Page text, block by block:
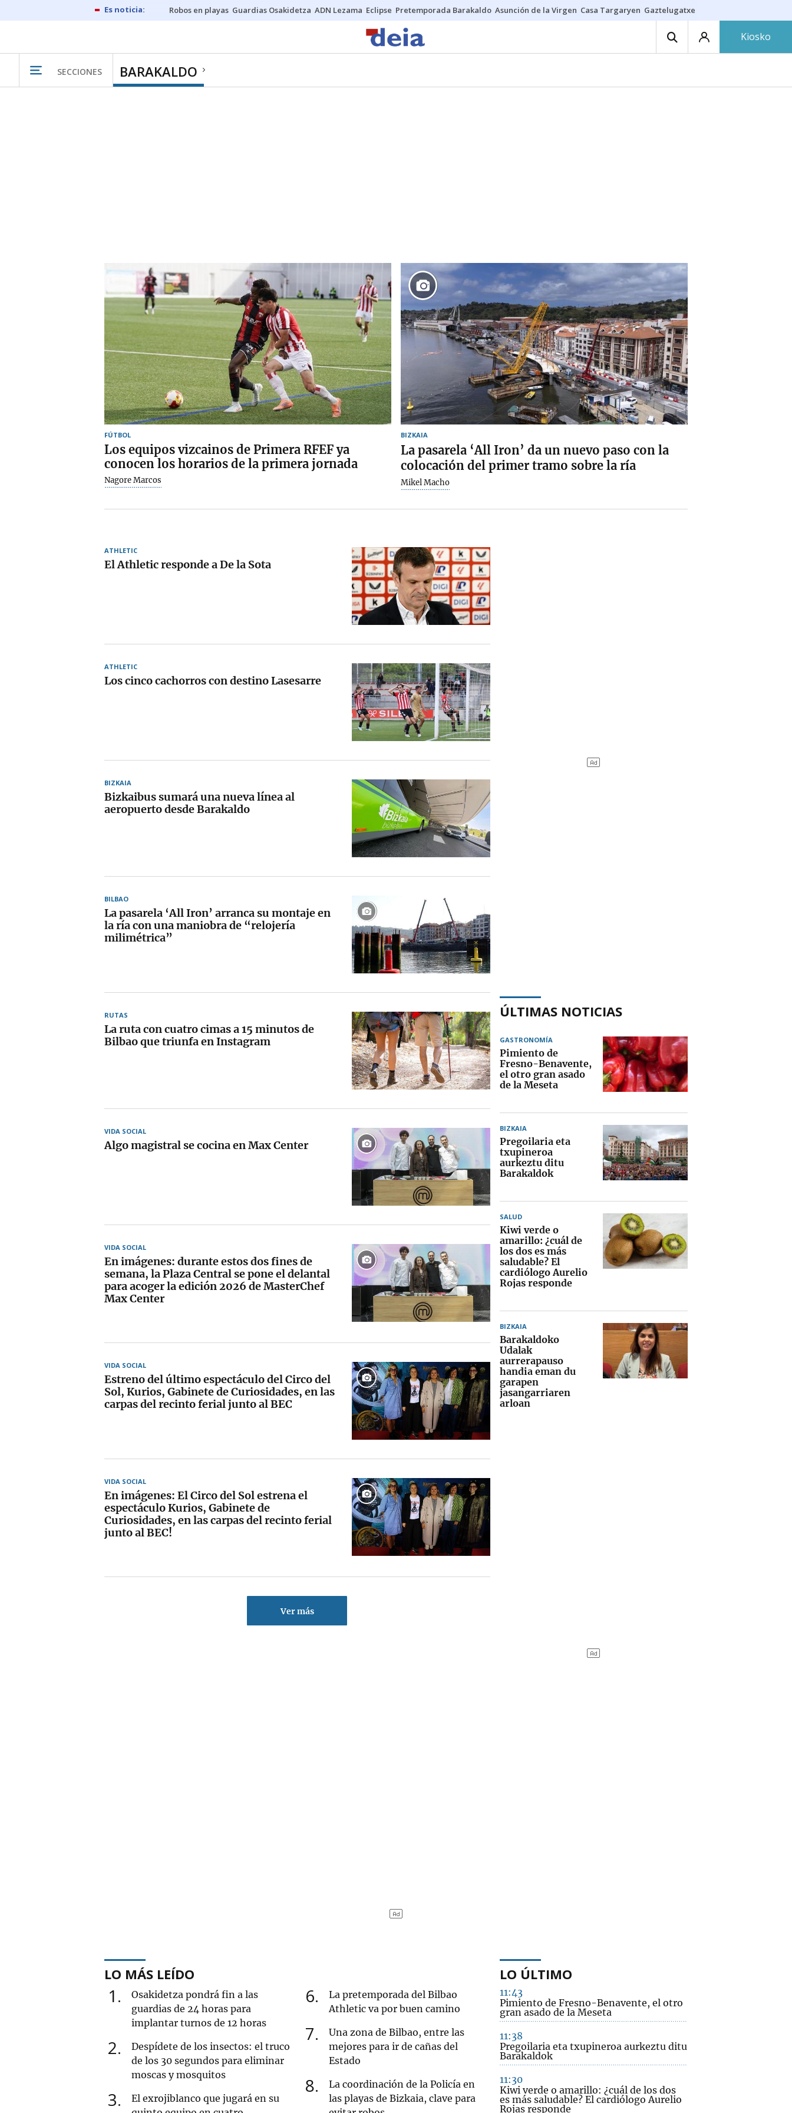
Robos en playas Guardias Osakidetza ADN Lezama Eclipse Pretemporada Barakaldo Asunción de la Virgen Casa Targaryen Gaztelugatxe
Kiosko
SECCIONES BARAKALDO
FÚTBOL
Los equipos vizcainos de Primera RFEF ya
conocen los horarios de la primera jornada
Nagore Marcos
BIZKAIA
La pasarela ‘All Iron’ da un nuevo paso con la
colocación del primer tramo sobre la ría
Mikel Macho
ATHLETIC
El Athletic responde a De la Sota
ATHLETIC
Los cinco cachorros con destino Lasesarre
BIZKAIA
Bizkaibus sumará una nueva línea al
aeropuerto desde Barakaldo
BILBAO
La pasarela ‘All Iron’ arranca su montaje en
la ría con una maniobra de “relojería
milimétrica”
RUTAS
La ruta con cuatro cimas a 15 minutos de
Bilbao que triunfa en Instagram
VIDA SOCIAL
Algo magistral se cocina en Max Center
VIDA SOCIAL
En imágenes: durante estos dos fines de
semana, la Plaza Central se pone el delantal
para acoger la edición 2026 de MasterChef
Max Center
VIDA SOCIAL
Estreno del último espectáculo del Circo del
Sol, Kurios, Gabinete de Curiosidades, en las
carpas del recinto ferial junto al BEC
VIDA SOCIAL
En imágenes: El Circo del Sol estrena el
espectáculo Kurios, Gabinete de
Curiosidades, en las carpas del recinto ferial
junto al BEC!
Ver más
ÚLTIMAS NOTICIAS
GASTRONOMÍA
Pimiento de
Fresno-Benavente,
el otro gran asado
de la Meseta
BIZKAIA
Pregoilaria eta
txupineroa
aurkeztu ditu
Barakaldok
SALUD
Kiwi verde o
amarillo: ¿cuál de
los dos es más
saludable? El
cardiólogo Aurelio
Rojas responde
BIZKAIA
Barakaldoko
Udalak
aurrerapauso
handia eman du
garapen
jasangarriaren
arloan
LO MÁS LEÍDO
1
Osakidetza pondrá fin a las
guardias de 24 horas para
implantar turnos de 12 horas
2
Despídete de los insectos: el truco
de los 30 segundos para eliminar
moscas y mosquitos
3
El exrojiblanco que jugará en su
6
La pretemporada del Bilbao
Athletic va por buen camino
7
Una zona de Bilbao, entre las
mejores para ir de cañas del
Estado
8
La coordinación de la Policía en
las playas de Bizkaia, clave para
LO ÚLTIMO
11:43
Pimiento de Fresno-Benavente, el otro
gran asado de la Meseta
11:38
Pregoilaria eta txupineroa aurkeztu ditu
Barakaldok
11:30
Kiwi verde o amarillo: ¿cuál de los dos
es más saludable? El cardiólogo Aurelio
Rojas responde